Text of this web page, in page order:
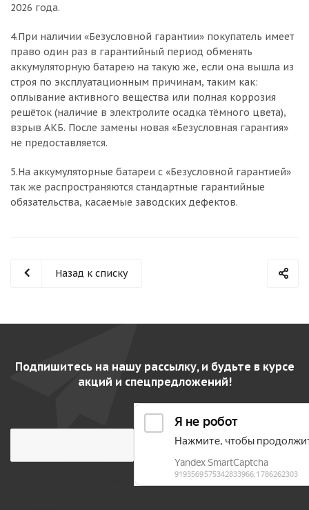
2026 года.
4.При наличии «Безусловной гарантии» покупатель имеет
право один раз в гарантийный период обменять
аккумуляторную батарею на такую же, если она вышла из
строя по эксплуатационным причинам, таким как:
оплывание активного вещества или полная коррозия
решёток (наличие в электролите осадка тёмного цвета),
взрыв АКБ. После замены новая «Безусловная гарантия»
не предоставляется.
5.На аккумуляторные батареи с «Безусловной гарантией»
так же распространяются стандартные гарантийные
обязательства, касаемые заводских дефектов.
Назад к списку
Подпишитесь на нашу рассылку, и будьте в курсе
акций и спецпредложений!